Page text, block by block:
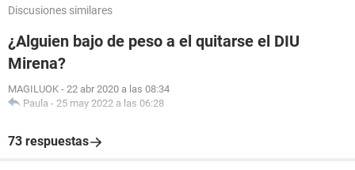
Discusiones similares
¿Alguien bajo de peso a el quitarse el DIU
Mirena?
MAGILUOK - 22 abr 2020 a las 08:34
Paula - 25 may 2022 a las 06:28
73 respuestas